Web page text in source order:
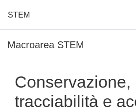
STEM
Macroarea STEM
Conservazione,
tracciabilità e